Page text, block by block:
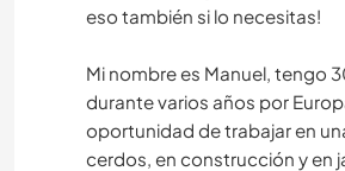
eso también si lo necesitas!
Mi nombre es Manuel, tengo
durante varios años por
oportunidad de trabajar en
cerdos, en construcción y en